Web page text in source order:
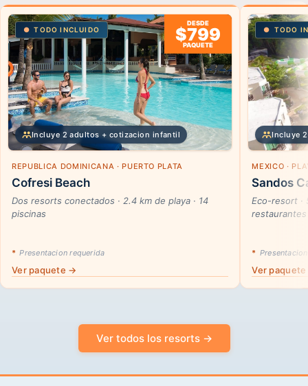
TODO INCLUIDO
DESDE
$799
PAQUETE
Incluye 2 adultos + cotizacion infantil
REPUBLICA DOMINICANA · PUERTO PLATA
Cofresi Beach
Dos resorts conectados · 2.4 km de playa · 14
piscinas
* Presentacion requerida
Ver paquete →
TODO
Incluye
MEXICO ·
Sandos
Eco-resort ·
restaurantes
*
Ver
Ver todos los resorts →